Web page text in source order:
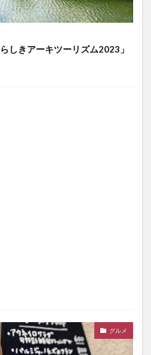
しきアーキツーリズム2023」
グルメ